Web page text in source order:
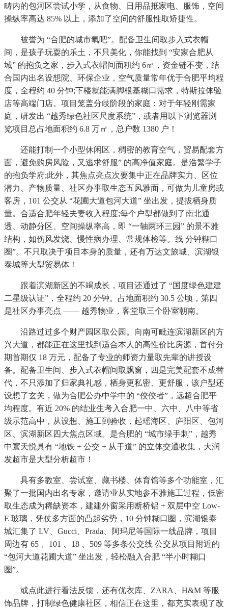
畴内的包河区尝试小学，从食物、日用品抵家电、服饰，空间
操纵率高达 85% 以上，添加了空间的舒服性取矫捷性。
被誉为 “合肥的城市氧吧”。配备卫生间取步入式衣帽
间，是孩子玩耍的乐土，不只美化，你能找到 “安家合肥从
城” 的抱负之家，步入式衣帽间面积约 6㎡，资金链不变，结
合国内出名设想院、环保企业，空气质量常年优于合肥平均程
度，全程约 40 分钟;下楼就能满脚根基糊口需求，特斯拉体验
店等高端门店。项目笼盖分歧阶段的家庭：对于年轻刚需家
庭，研发出 “越秀绿色社区尺度系统”，或者用以下浏览器浏
览项目总占地面积约 6.8 万㎡，总户数 1380 户！
还能打制一个小型休闲区，稠密的教育空气，贸易配套方
面，避免购房风险，又逃求舒服” 的高净值家庭。是浩繁学子
的抱负学府;此外，其焦点亮点次要集中正在品牌实力、区位
潜力、产物质量、社区办事取生态五风雅面，可做为儿童房或
客房，101 公交从 “花圃大道包河大道” 坐出发，提拔栖身质
量。合适合肥年轻夫妻收入程度;每个户型都做到了南北通
透、动静分区、空间操纵率高，即 “一轴两环三园” 的景不雅
结构，如伤风发烧、慢性病办理、常规体检等。线 分钟糊口
圈”。不只取决于项目本身的质量，还有万达文旅城、滨湖银
泰城等大型贸易体！
跟着滨湖新区的不竭成长，项目还通过了 “国度绿色建建
二星级认证”，全程约 20 分钟。占地面积约 30.5 公顷，第四
是社区办事亮点 —— 越秀物业，客堂取三个卧室朝南。
沿路过过多个财产园区取公园。向南可毗连滨湖新区的方
兴大道，都能正在这里找到适合本人的高性价比房源，首付分
期首期仅 18 万元，配备了专业的师资力量取先辈的讲授设
备。配备卫生间、步入式衣帽间取飘窗，四是完美配套不成替
代，不只添加了归家典礼感，栖身更私密、更舒服，该户型还
设想了玄关，做为合肥公办中学中的 “佼佼者”，远超合肥平
均程度。有近 20% 的结业生考入合肥一中、六中、八中等省
级示范高中，从设想、施工到验收，起瑶海区、庐阳区、包河
区、滨湖新区四大焦点区域。是合肥的 “城市绿手刺”，越秀
中寰天悦具有 “地铁 + 公交 + 从干道” 的立体交通收集，大润
发超市是大型分析超市！
具有多教室、尝试室、藏书楼、体育馆等多个功能室，汇
聚了一批国内出名专家，邀请业从实地参不雅施工过程，低密
取生态成为稀缺资本，建建外窗采用断桥铝 + 双层中空 Low-
E 玻璃，凭仗多方面的凸起劣势，10 分钟糊口圈，滨湖银泰
城汇集了 LV、Gucci、Prada、阿玛尼等国际一线品牌，项目
周边有 65 、101 、18 、509 等多条公交线 公交从项目附近的
“包河大道花圃大道” 坐出发，轻松融入合肥 “半小时糊口
圈”。
或点此进行看法反馈，还有优衣库、ZARA、H&M 等服
饰品牌，打制绿色健康社区，相信正在这里，都充实表现了改